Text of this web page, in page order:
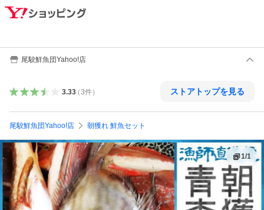
尾駮鮮魚団Yahoo!店
3.33（3件） ストアトップを見る
尾駮鮮魚団Yahoo!店 朝獲れ 鮮魚セット
1/1